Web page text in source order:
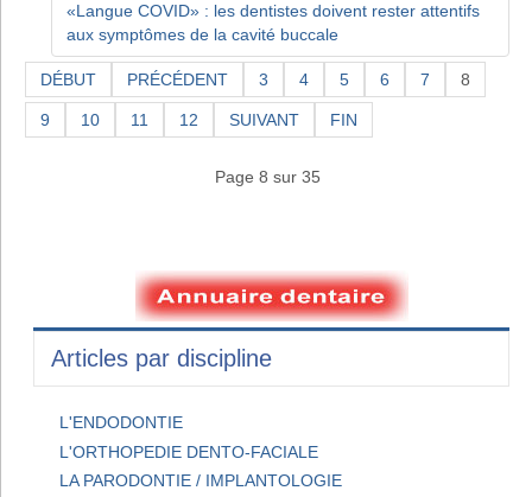
«Langue COVID» : les dentistes doivent rester attentifs
aux symptômes de la cavité buccale
DÉBUT PRÉCÉDENT 3 4 5 6 7 8
9 10 11 12 SUIVANT FIN
Page 8 sur 35
Articles par discipline
L'ENDODONTIE
L'ORTHOPEDIE DENTO-FACIALE
LA PARODONTIE / IMPLANTOLOGIE